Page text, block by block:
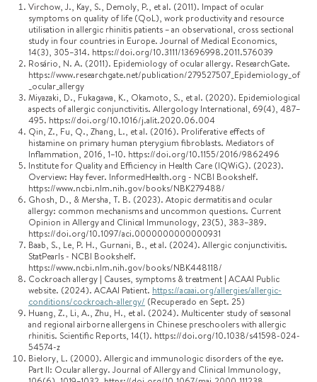
Virchow, J., Kay, S., Demoly, P., et al. (2011). Impact of ocular
symptoms on quality of life (QoL), work productivity and resource
utilisation in allergic rhinitis patients – an observational, cross sectional
study in four countries in Europe. Journal of Medical Economics,
14(3), 305–314. https://doi.org/10.3111/13696998.2011.576039
Rosário, N. A. (2011). Epidemiology of ocular allergy. ResearchGate.
https://www.researchgate.net/publication/279527507_Epidemiology_of
_ocular_allergy
Miyazaki, D., Fukagawa, K., Okamoto, S., et al. (2020). Epidemiological
aspects of allergic conjunctivitis. Allergology International, 69(4), 487–
495. https://doi.org/10.1016/j.alit.2020.06.004
Qin, Z., Fu, Q., Zhang, L., et al. (2016). Proliferative effects of
histamine on primary human pterygium fibroblasts. Mediators of
Inflammation, 2016, 1–10. https://doi.org/10.1155/2016/9862496
Institute for Quality and Efficiency in Health Care (IQWiG). (2023).
Overview: Hay fever. InformedHealth.org - NCBI Bookshelf.
https://www.ncbi.nlm.nih.gov/books/NBK279488/
Ghosh, D., & Mersha, T. B. (2023). Atopic dermatitis and ocular
allergy: common mechanisms and uncommon questions. Current
Opinion in Allergy and Clinical Immunology, 23(5), 383–389.
https://doi.org/10.1097/aci.0000000000000931
Baab, S., Le, P. H., Gurnani, B., et al. (2024). Allergic conjunctivitis.
StatPearls - NCBI Bookshelf.
https://www.ncbi.nlm.nih.gov/books/NBK448118/
Cockroach allergy | Causes, symptoms & treatment | ACAAI Public
website. (2024). ACAAI Patient. https://acaai.org/allergies/allergic-
conditions/cockroach-allergy/ (Recuperado en Sept. 25)
Huang, Z., Li, A., Zhu, H., et al. (2024). Multicenter study of seasonal
and regional airborne allergens in Chinese preschoolers with allergic
rhinitis. Scientific Reports, 14(1). https://doi.org/10.1038/s41598-024-
54574-z
Bielory, L. (2000). Allergic and immunologic disorders of the eye.
Part II: Ocular allergy. Journal of Allergy and Clinical Immunology,